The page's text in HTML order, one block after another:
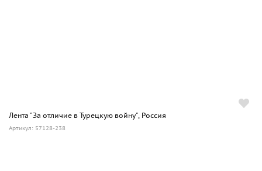
Лента "За отличие в Турецкую войну", Россия
Артикул: 57128-238